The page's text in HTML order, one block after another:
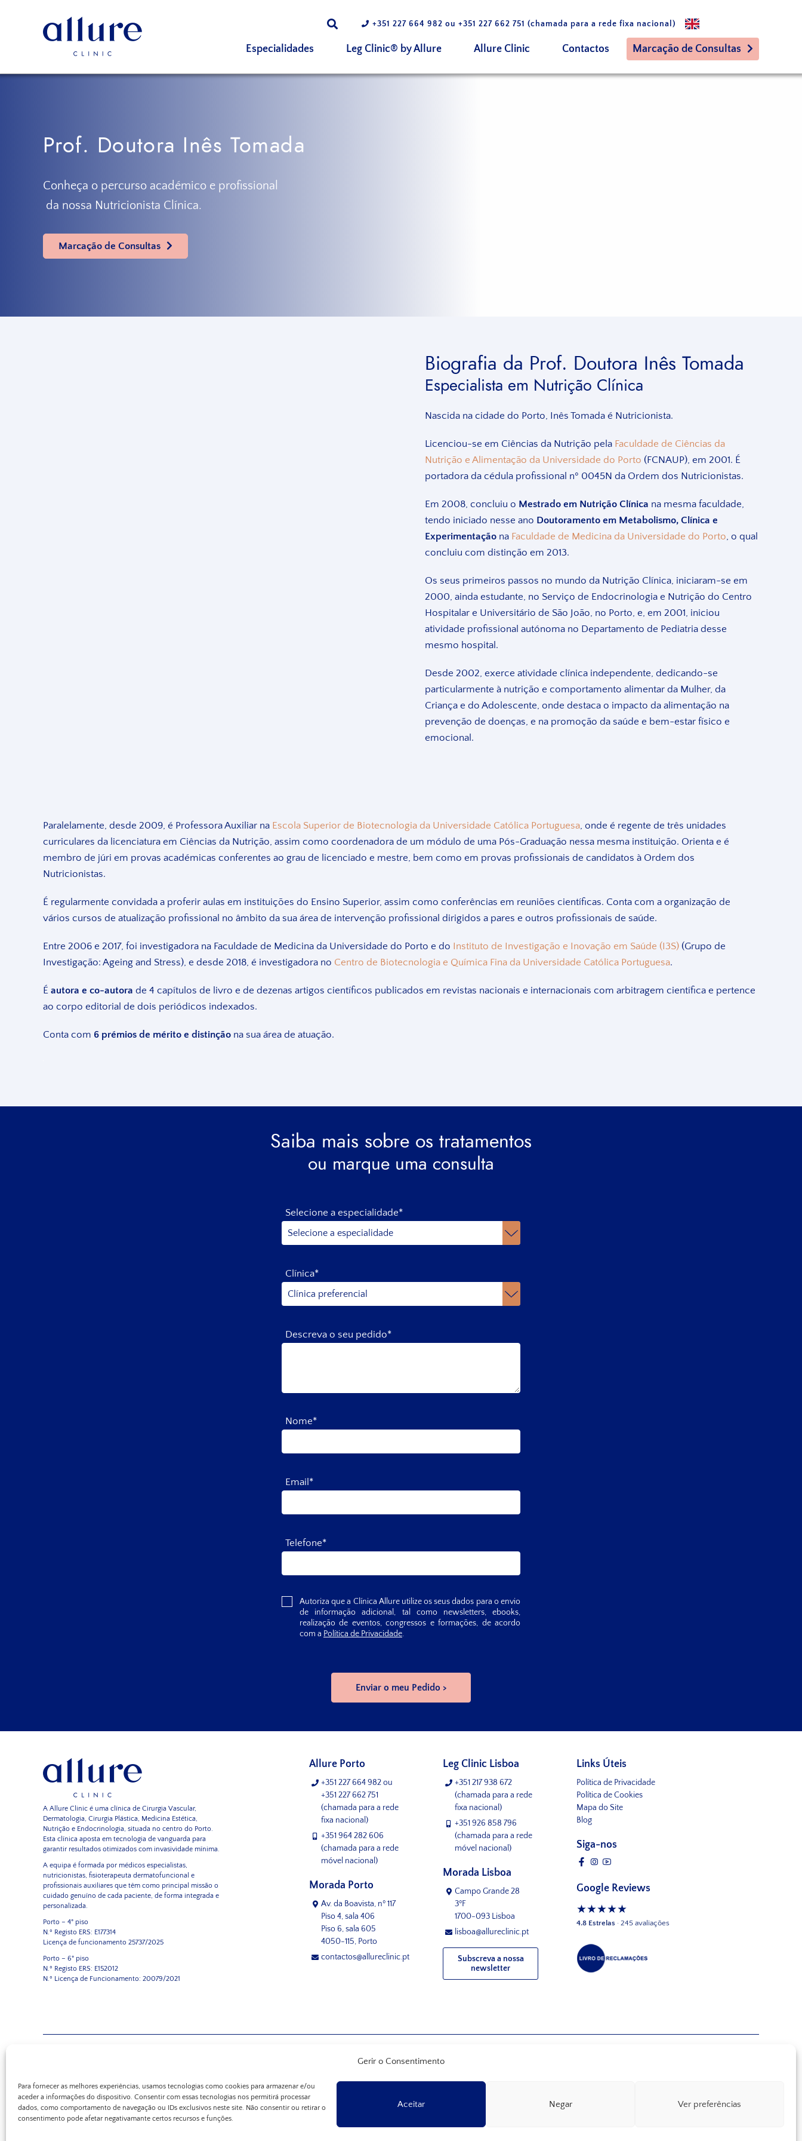
Gerir o Consentimento
Para fornecer as melhores experiências, usamos tecnologias como cookies para armazenar e/ou
aceder a informações do dispositivo. Consentir com essas tecnologias nos permitirá processar
dados, como comportamento de navegação ou IDs exclusivos neste site. Não consentir ou retirar o
consentimento pode afetar negativamante certos recursos e funções.
Aceitar Negar Ver preferências
principal
principal
Clinic
Clinic
Cirurgia
Endocrinologia,
Nutrição,
Tratamentos
Dermatológicos
+351 227 664 982 ou +351 227 662 751 (chamada para a rede fixa nacional)
Especialidades Leg Clinic® by Allure Allure Clinic Contactos Marcação de Consultas
Prof. Doutora Inês Tomada
Conheça o percurso académico e profissional
da nossa Nutricionista Clínica.
Marcação de Consultas
Biografia da Prof. Doutora Inês Tomada
Especialista em Nutrição Clínica
Nascida na cidade do Porto, Inês Tomada é Nutricionista.
Licenciou-se em Ciências da Nutrição pela Faculdade de Ciências da
Nutrição e Alimentação da Universidade do Porto (FCNAUP), em 2001. É
portadora da cédula profissional nº 0045N da Ordem dos Nutricionistas.
Em 2008, concluiu o Mestrado em Nutrição Clínica na mesma faculdade,
tendo iniciado nesse ano Doutoramento em Metabolismo, Clínica e
Experimentação na Faculdade de Medicina da Universidade do Porto, o qual
concluiu com distinção em 2013.
Os seus primeiros passos no mundo da Nutrição Clínica, iniciaram-se em
2000, ainda estudante, no Serviço de Endocrinologia e Nutrição do Centro
Hospitalar e Universitário de São João, no Porto, e, em 2001, iniciou
atividade profissional autónoma no Departamento de Pediatria desse
mesmo hospital.
Desde 2002, exerce atividade clínica independente, dedicando-se
particularmente à nutrição e comportamento alimentar da Mulher, da
Criança e do Adolescente, onde destaca o impacto da alimentação na
prevenção de doenças, e na promoção da saúde e bem-estar físico e
emocional.
Paralelamente, desde 2009, é Professora Auxiliar na Escola Superior de Biotecnologia da Universidade Católica Portuguesa, onde é regente de três unidades
curriculares da licenciatura em Ciências da Nutrição, assim como coordenadora de um módulo de uma Pós-Graduação nessa mesma instituição. Orienta e é
membro de júri em provas académicas conferentes ao grau de licenciado e mestre, bem como em provas profissionais de candidatos à Ordem dos
Nutricionistas.
É regularmente convidada a proferir aulas em instituições do Ensino Superior, assim como conferências em reuniões científicas. Conta com a organização de
vários cursos de atualização profissional no âmbito da sua área de intervenção profissional dirigidos a pares e outros profissionais de saúde.
Entre 2006 e 2017, foi investigadora na Faculdade de Medicina da Universidade do Porto e do Instituto de Investigação e Inovação em Saúde (I3S) (Grupo de
Investigação: Ageing and Stress), e desde 2018, é investigadora no Centro de Biotecnologia e Química Fina da Universidade Católica Portuguesa.
É autora e co-autora de 4 capítulos de livro e de dezenas artigos científicos publicados em revistas nacionais e internacionais com arbitragem científica e pertence
ao corpo editorial de dois periódicos indexados.
Conta com 6 prémios de mérito e distinção na sua área de atuação.
Saiba mais sobre os tratamentos
ou marque uma consulta
Selecione a especialidade*
Clínica*
Descreva o seu pedido*
Nome*
Email*
Telefone*
Autoriza que a Clínica Allure utilize os seus dados para o envio
de informação adicional, tal como newsletters, ebooks,
realização de eventos, congressos e formações, de acordo
com a Política de Privacidade.
A Allure Clinic é uma clínica de Cirurgia Vascular,
Dermatologia, Cirurgia Plástica, Medicina Estética,
Nutrição e Endocrinologia, situada no centro do Porto.
Esta clínica aposta em tecnologia de vanguarda para
garantir resultados otimizados com invasividade mínima.
A equipa é formada por médicos especialistas,
nutricionistas, fisioterapeuta dermatofuncional e
profissionais auxiliares que têm como principal missão o
cuidado genuíno de cada paciente, de forma integrada e
personalizada.
Porto – 4° piso
N.º Registo ERS: E177314
Licença de funcionamento 25737/2025
Porto – 6° piso
N.º Registo ERS: E152012
N.º Licença de Funcionamento: 20079/2021
Allure Porto
+351 227 664 982ou
+351 227 662 751
(chamada para a rede
fixa nacional)
+351 964 282 606
(chamada para a rede
móvel nacional)
Morada Porto
Av. da Boavista, nº 117
Piso 4, sala 406
Piso 6, sala 605
4050-115, Porto
contactos@allureclinic.pt
Leg Clinic Lisboa
+351 217 938 672
(chamada para a rede
fixa nacional)
+351 926 858 796
(chamada para a rede
móvel nacional)
Morada Lisboa
Campo Grande 28
3ºF
1700-093 Lisboa
lisboa@allureclinic.pt
Subscreva a nossa
newsletter
Links Úteis
Política de Privacidade
Política de Cookies
Mapa do Site
Blog
Siga-nos
Google Reviews
★★★★★
4.8 Estrelas · 245 avaliações
© 2026, Allure Clinic Todos os direitos reservados.